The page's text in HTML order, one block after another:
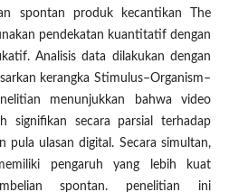
spontan produk kecantikan The
pendekatan kuantitatif dengan
Analisis data dilakukan dengan
kerangka Stimulus–Organism–
menunjukkan bahwa video
signifikan secara parsial terhadap
pula ulasan digital. Secara simultan,
pengaruh yang lebih kuat
spontan. penelitian ini